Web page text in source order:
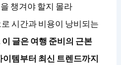
챙겨야 할지 몰라
시간과 비용이 낭비되는
이 글은 여행 준비의 근본
템부터 최신 트렌드까지